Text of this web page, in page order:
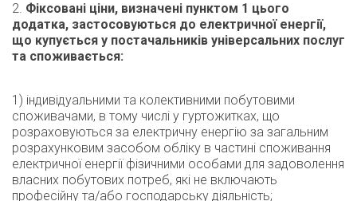
Фіксовані ціни, визначені пунктом 1 цього
додатка, застосовуються до електричної енергії,
що купується у постачальників універсальних послуг
та споживається:
1) індивідуальними та колективними побутовими
споживачами, в тому числі у гуртожитках, що
розраховуються за електричну енергію за загальним
розрахунковим засобом обліку в частині споживання
електричної енергії фізичними особами для задоволення
власних побутових потреб, які не включають
професійну та/або господарську діяльність;